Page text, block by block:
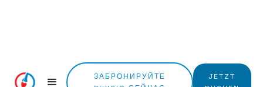
ЗАБРОНИРУЙТЕ
JETZT